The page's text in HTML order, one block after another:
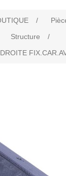
/
Structure
/